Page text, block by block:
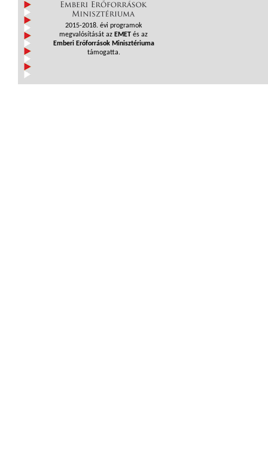
2015-2018. évi programok
megvalósítását az EMET és az
Emberi Erőforrások Minisztériuma
támogatta.